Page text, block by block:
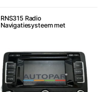
RNS315 Radio
Navigatiesysteem met